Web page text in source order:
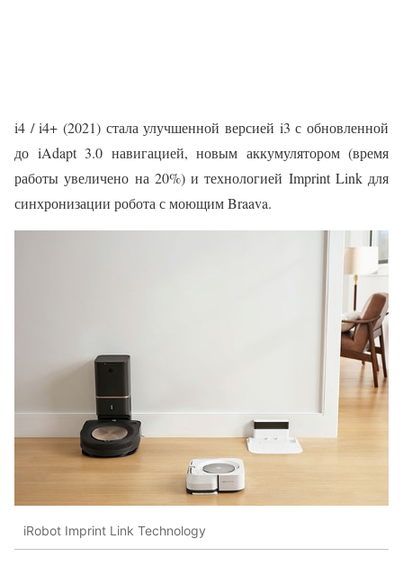
i4 / i4+ (2021) стала улучшенной версией i3 с обновленной
до iAdapt 3.0 навигацией, новым аккумулятором (время
работы увеличено на 20%) и технологией Imprint Link для
синхронизации робота с моющим Braava.
iRobot Imprint Link Technology